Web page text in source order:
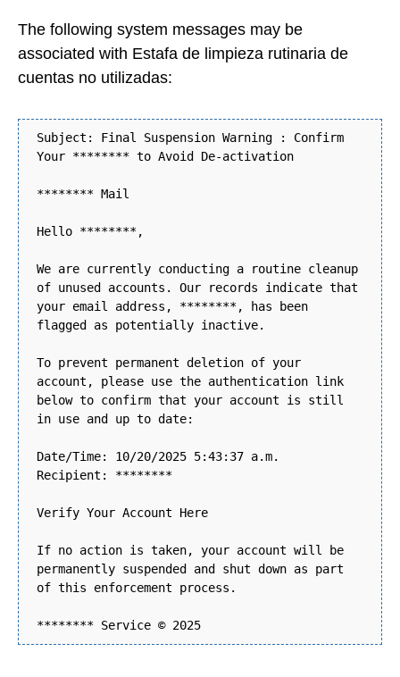
The following system messages may be
associated with Estafa de limpieza rutinaria de
cuentas no utilizadas:
Subject: Final Suspension Warning : Confirm
Your ******** to Avoid De-activation
******** Mail
Hello ********,
We are currently conducting a routine cleanup
of unused accounts. Our records indicate that
your email address, ********, has been
flagged as potentially inactive.
To prevent permanent deletion of your
account, please use the authentication link
below to confirm that your account is still
in use and up to date:
Date/Time: 10/20/2025 5:43:37 a.m.
Recipient: ********
Verify Your Account Here
If no action is taken, your account will be
permanently suspended and shut down as part
of this enforcement process.
******** Service © 2025